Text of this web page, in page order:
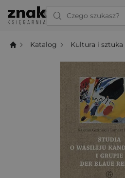
Czego szukasz?
Katalog Kultura i sztuka